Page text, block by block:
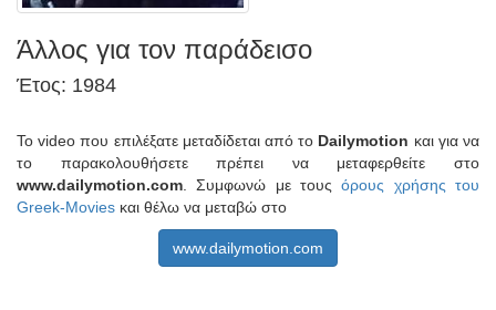
Άλλος για τον παράδεισο
Έτος: 1984
Το video που επιλέξατε μεταδίδεται από το Dailymotion και για να
το παρακολουθήσετε πρέπει να μεταφερθείτε στο
www.dailymotion.com . Συμφωνώ με τουςόρους χρήσης του
Greek-Movies και θέλω να μεταβώ στο
www.dailymotion.com